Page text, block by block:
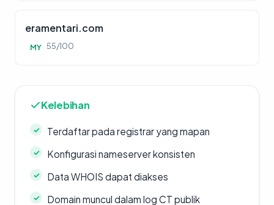
eramentari.com
MY 55/100
Kelebihan
Terdaftar pada registrar yang mapan
Konfigurasi nameserver konsisten
Data WHOIS dapat diakses
Domain muncul dalam log CT publik